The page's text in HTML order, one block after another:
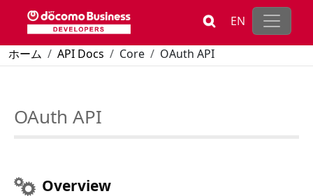
メインコンテンツに移動
EN
パンくず
ホーム API Docs Core OAuth API
OAuth API
Overview